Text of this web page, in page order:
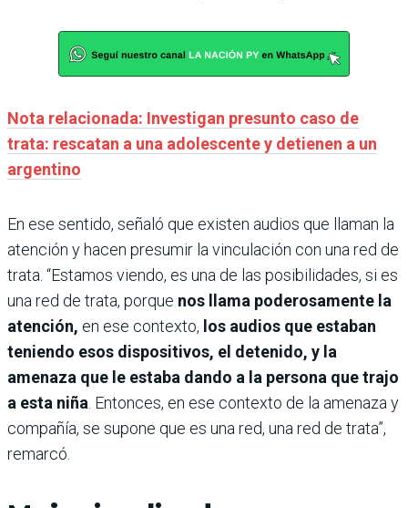
Nota relacionada: Investigan presunto caso de
trata: rescatan a una adolescente y detienen a un
argentino
En ese sentido, señaló que existen audios que llaman la
atención y hacen presumir la vinculación con una red de
trata. “Estamos viendo, es una de las posibilidades, si es
una red de trata, porque nos llama poderosamente la
atención, en ese contexto, los audios que estaban
teniendo esos dispositivos, el detenido, y la
amenaza que le estaba dando a la persona que trajo
a esta niña . Entonces, en ese contexto de la amenaza y
compañía, se supone que es una red, una red de trata”,
remarcó.